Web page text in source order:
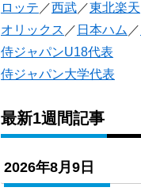
ロッテ ／西武 ／東北楽天
オリックス ／ 日本ハム ／
侍ジャパンU18代表
侍ジャパン大学代表
最新1週間記事
2026年8月9日